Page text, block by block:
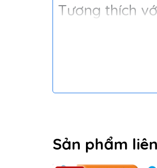
Tương thích
Sản phẩm